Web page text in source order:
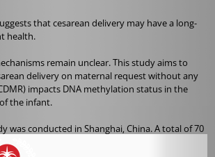
that cesarean delivery may have a long-
health.
remain unclear. This study aims to
delivery on maternal request without any
impacts DNA methylation status in the
the infant.
was conducted in Shanghai, China. A total of 70
deliveries (VD) were recruited in 2012.